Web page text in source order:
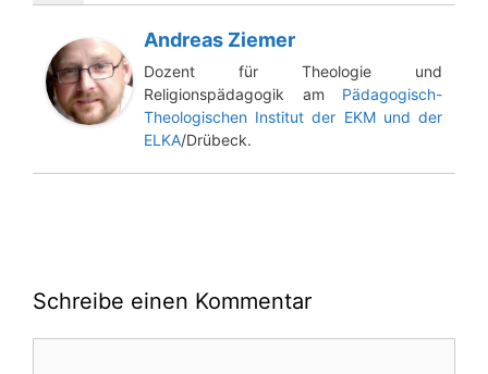
Andreas Ziemer
Dozent für Theologie und
Religionspädagogik am Pädagogisch-
Theologischen Institut der EKM und der
ELKA/Drübeck.
Schreibe einen Kommentar